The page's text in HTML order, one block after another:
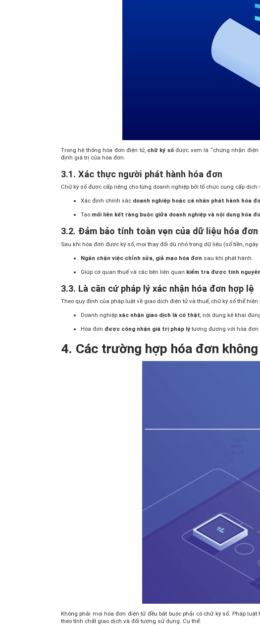
Trong hệ thống hóa đơn điện tử, chữ ký sốđược xem là “chứng nhận điện
định giá trị của hóa đơn.
3.1. Xác thực người phát hành hóa đơn
Chữ ký số được cấp riêng cho từng doanh nghiệp bởi tổ chức cung cấp
Xác định chính xác doanh nghiệp hoặc cá nhân phát hành hóa
Tạo mối liên kết ràng buộc giữa doanh nghiệp và nội dung hóa
3.2. Đảm bảo tính toàn vẹn của dữ liệu hóa đơn
Sau khi hóa đơn được ký số, mọi thay đổi dù nhỏ trong dữ liệu (số tiền,
Ngăn chặn việc chỉnh sửa, giả mạo hóa đơn sau khi phát hành.
Giúp cơ quan thuế và các bên liên quan kiểm tra được tính
3.3. Là căn cứ pháp lý xác nhận hóa đơn hợp lệ
Theo quy định của pháp luật về giao dịch điện tử và thuế, chữ ký số thể hiện
Doanh nghiệp xác nhận giao dịch là có thật, nội dung kê khai
Hóa đơn được công nhận giá trị pháp lýtương đương với hóa đơn
4. Các trường hợp hóa đơn
Không phải mọi hóa đơn điện tử đều bắt buộc phải có chữ ký số. Pháp
theo tính chất giao dịch và đối tượng sử dụng. Cụ thể: